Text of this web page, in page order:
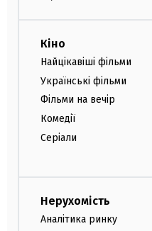
Кіно
Найцікавіші фільми
Українські фільми
Фільми на вечір
Комедії
Серіали
Нерухомість
Аналітика ринку